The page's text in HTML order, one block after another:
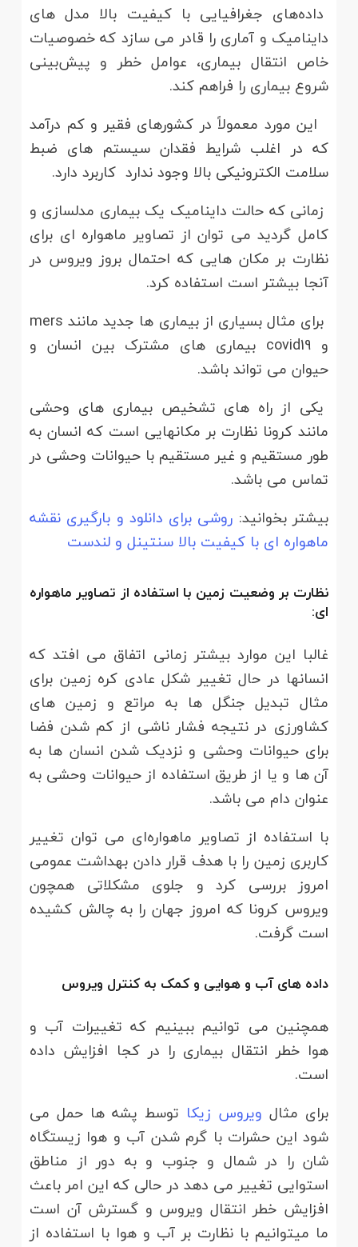
داده‌های جغرافیایی با کیفیت بالا مدل های
داینامیک و آماری را قادر می سازد که خصوصیات
خاص انتقال بیماری، عوامل خطر و پیش‌بینی
شروع بیماری را فراهم کند.
این مورد معمولاً در کشورهای فقیر و کم درآمد
که در اغلب شرایط فقدان سیستم های ضبط
سلامت الکترونیکی بالا وجود ندارد کاربرد دارد.
زمانی که حالت داینامیک یک بیماری مدلسازی و
کامل گردید می توان از تصاویر ماهواره ای برای
نظارت بر مکان هایی که احتمال بروز ویروس در
آنجا بیشتر است استفاده کرد.
برای مثال بسیاری از بیماری ها جدید مانند mers
و covid19 بیماری های مشترک بین انسان و
حیوان می تواند باشد.
یکی از راه های تشخیص بیماری های وحشی
مانند کرونا نظارت بر مکانهایی است که انسان به
طور مستقیم و غیر مستقیم با حیوانات وحشی در
تماس می باشد.
بیشتر بخوانید: روشی برای دانلود و بارگیری نقشه
ماهواره ای با کیفیت بالا سنتینل و لندست
نظارت بر وضعیت زمین با استفاده از تصاویر ماهواره
ای:
غالبا این موارد بیشتر زمانی اتفاق می افتد که
انسانها در حال تغییر شکل عادی کره زمین برای
مثال تبدیل جنگل ها به مراتع و زمین های
کشاورزی در نتیجه فشار ناشی از کم شدن فضا
برای حیوانات وحشی و نزدیک شدن انسان ها به
آن ها و یا از طریق استفاده از حیوانات وحشی به
عنوان دام می باشد.
با استفاده از تصاویر ماهواره‌ای می توان تغییر
کاربری زمین را با هدف قرار دادن بهداشت عمومی
امروز بررسی کرد و جلوی مشکلاتی همچون
ویروس کرونا که امروز جهان را به چالش کشیده
است گرفت.
داده های آب و هوایی و کمک به کنترل ویروس
همچنین می توانیم ببینیم که تغییرات آب و
هوا خطر انتقال بیماری را در کجا افزایش داده
است.
برای مثال ویروس زیکا توسط پشه ها حمل می
شود این حشرات با گرم شدن آب و هوا زیستگاه
شان را در شمال و جنوب و به دور از مناطق
استوایی تغییر می دهد در حالی که این امر باعث
افزایش خطر انتقال ویروس و گسترش آن است
ما میتوانیم با نظارت بر آب و هوا با استفاده از